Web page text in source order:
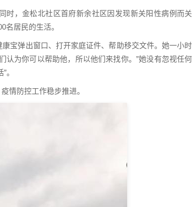
时，金松北社区首府新余社区因发现新关阳性病例而关
名居民的生活。
宝弹出窗口、打开家庭证件、帮助移交文件。她一小时
认为你可以帮助他，所以他们来找你。”她没有忽视任何
。
情防控工作稳步推进。